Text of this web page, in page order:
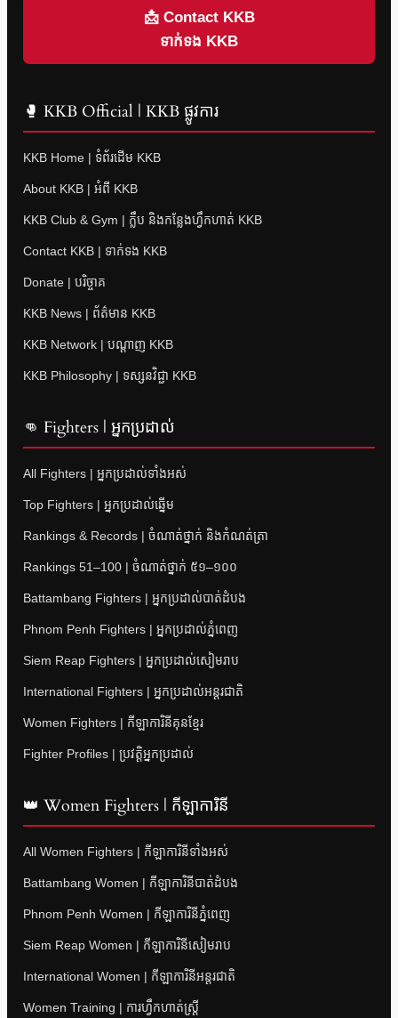
📩 Contact KKB
ទាក់ទង KKB
🥊 KKB Official | KKB ផ្លូវការ
KKB Home | ទំព័រដើម KKB
About KKB | អំពី KKB
KKB Club & Gym | ក្លឹប និងកន្លែងហ្វឹកហាត់ KKB
Contact KKB | ទាក់ទង KKB
Donate | បរិច្ចាគ
KKB News | ព័ត៌មាន KKB
KKB Network | បណ្តាញ KKB
KKB Philosophy | ទស្សនវិជ្ជា KKB
👊 Fighters | អ្នកប្រដាល់
All Fighters | អ្នកប្រដាល់ទាំងអស់
Top Fighters | អ្នកប្រដាល់ឆ្នើម
Rankings & Records | ចំណាត់ថ្នាក់ និងកំណត់ត្រា
Rankings 51–100 | ចំណាត់ថ្នាក់ ៥១–១០០
Battambang Fighters | អ្នកប្រដាល់បាត់ដំបង
Phnom Penh Fighters | អ្នកប្រដាល់ភ្នំពេញ
Siem Reap Fighters | អ្នកប្រដាល់សៀមរាប
International Fighters | អ្នកប្រដាល់អន្តរជាតិ
Women Fighters | កីឡាការិនីគុនខ្មែរ
Fighter Profiles | ប្រវត្តិអ្នកប្រដាល់
👑 Women Fighters | កីឡាការិនី
All Women Fighters | កីឡាការិនីទាំងអស់
Battambang Women | កីឡាការិនីបាត់ដំបង
Phnom Penh Women | កីឡាការិនីភ្នំពេញ
Siem Reap Women | កីឡាការិនីសៀមរាប
International Women | កីឡាការិនីអន្តរជាតិ
Women Training | ការហ្វឹកហាត់ស្ត្រី